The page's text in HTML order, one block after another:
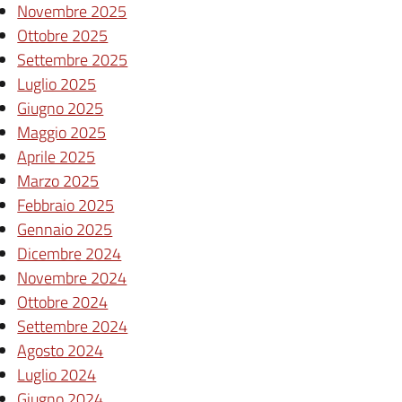
Novembre 2025
Ottobre 2025
Settembre 2025
Luglio 2025
Giugno 2025
Maggio 2025
Aprile 2025
Marzo 2025
Febbraio 2025
Gennaio 2025
Dicembre 2024
Novembre 2024
Ottobre 2024
Settembre 2024
Agosto 2024
Luglio 2024